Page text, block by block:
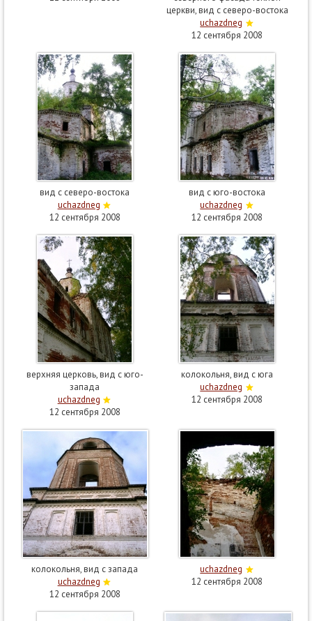
церкви, вид с северо-востока
uchazdneg
12 сентября 2008
вид с северо-востока
uchazdneg
12 сентября 2008
вид с юго-востока
uchazdneg
12 сентября 2008
верхняя церковь, вид с юго-
запада
uchazdneg
12 сентября 2008
колокольня, вид с юга
uchazdneg
12 сентября 2008
колокольня, вид с запада
uchazdneg
12 сентября 2008
uchazdneg
12 сентября 2008